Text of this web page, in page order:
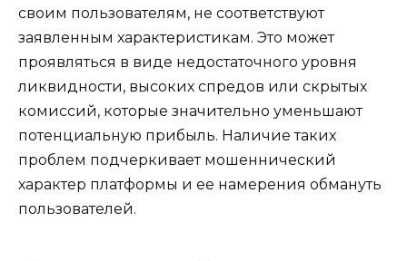
своим пользователям, не соответствуют
заявленным характеристикам. Это может
проявляться в виде недостаточного уровня
ликвидности, высоких спредов или скрытых
комиссий, которые значительно уменьшают
потенциальную прибыль. Наличие таких
проблем подчеркивает мошеннический
характер платформы и ее намерения обмануть
пользователей.